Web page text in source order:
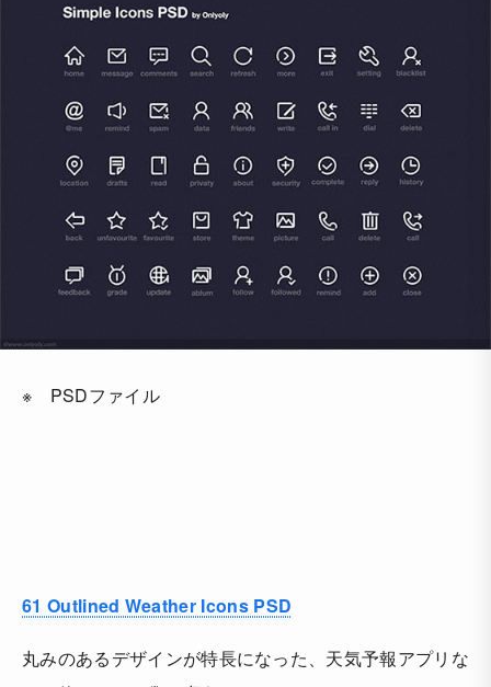
※ PSDファイル
61 Outlined Weather Icons PSD
丸みのあるデザインが特長になった、天気予報アプリな